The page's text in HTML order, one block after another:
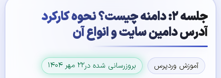
جلسه ۲: دامنه چیست؟ نحوه کارکرد
آدرس دامین سایت و انواع آن
آموزش وردپرس بروزرسانی شده در۲۲ مهر ۱۴۰۴